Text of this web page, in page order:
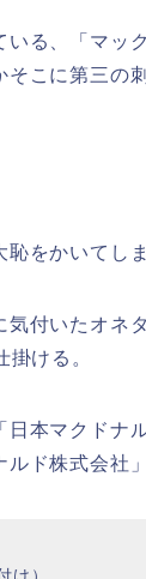
いる、「マッ
こに第三の
をかいてしま
付いたオネ
ける。
本マクドナ
ド株式会社